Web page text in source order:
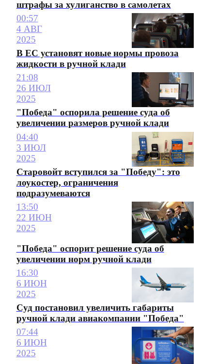
штрафы за хулиганство в самолетах
00:57
4 АВГ
2025
В ЕС установят новые нормы провоза
жидкости в ручной клади
21:08
26 ИЮЛ
2025
"Победа" оспорила решение суда об
увеличении размеров ручной клади
04:40
3 ИЮЛ
2025
Старовойт вступился за "Победу": это
лоукостер, ограничения
подразумеваются
13:50
22 ИЮН
2025
"Победа" оспорит решение суда об
увеличении норм ручной клади
16:30
6 ИЮН
2025
Суд постановил увеличить габариты
ручной клади авиакомпании "Победа"
07:44
6 ИЮН
2025